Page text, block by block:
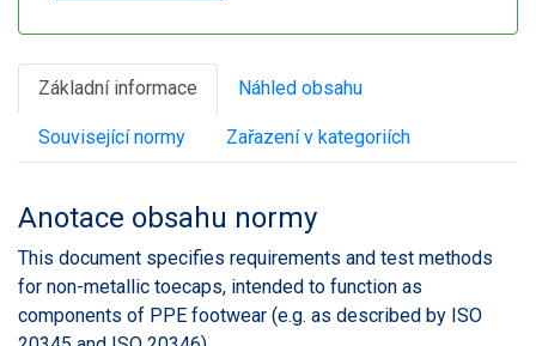
Základní informace Náhled obsahu
Související normy Zařazení v kategoriích
Anotace obsahu normy
This document specifies requirements and test methods
for non-metallic toecaps, intended to function as
components of PPE footwear (e.g. as described by ISO